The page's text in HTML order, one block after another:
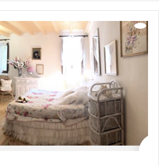
Private pool for
exclusive use
Own entrance